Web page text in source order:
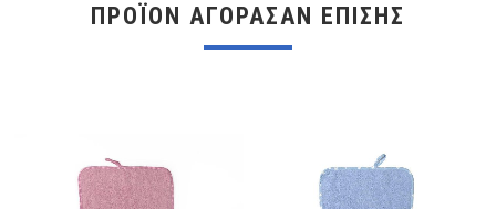
ΠΡΟΪΌΝ ΑΓΌΡΑΣΑΝ ΕΠΊΣΗΣ